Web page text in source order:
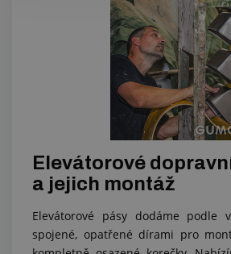
Elevátorové
a jejich montáž
Elevátorové pásy dodáme podle
spojené, opatřené dírami pro